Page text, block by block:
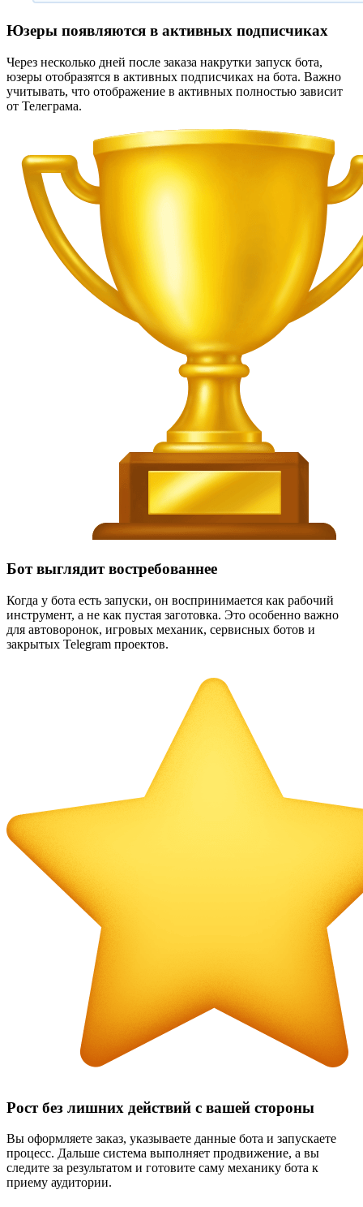
Юзеры появляются в активных подписчиках
Через несколько дней после заказа накрутки запуск бота,
юзеры отобразятся в активных подписчиках на бота. Важно
учитывать, что отображение в активных полностью зависит
от Телеграма.
Бот выглядит востребованнее
Когда у бота есть запуски, он воспринимается как рабочий
инструмент, а не как пустая заготовка. Это особенно важно
для автоворонок, игровых механик, сервисных ботов и
закрытых Telegram проектов.
Рост без лишних действий с вашей стороны
Вы оформляете заказ, указываете данные бота и запускаете
процесс. Дальше система выполняет продвижение, а вы
следите за результатом и готовите саму механику бота к
приему аудитории.